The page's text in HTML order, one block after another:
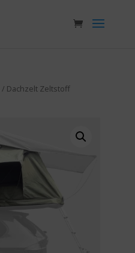
/ Dachzelt Zeltstoff